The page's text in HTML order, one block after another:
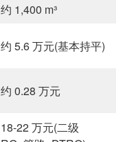
约 1,400 m³
约 5.6 万元(基本持平)
约 0.28 万元
18-22 万元(二级